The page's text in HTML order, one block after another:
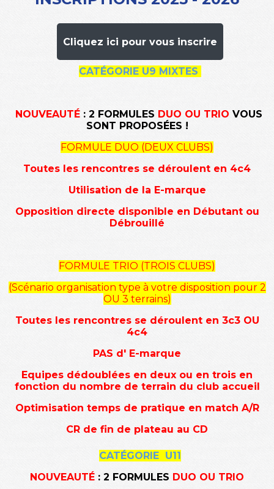
Cliquez ici pour vous inscrire
CATÉGORIE U9 MIXTES
NOUVEAUTÉ: 2 FORMULES DUO OU TRIO VOUS
SONT PROPOSÉES !
FORMULE DUO (DEUX CLUBS)
Toutes les rencontres se déroulent en 4c4
Utilisation de la E-marque
Opposition directe disponible en Débutant ou
Débrouillé
FORMULE TRIO (TROIS CLUBS)
(Scénario organisation type à votre disposition pour 2
OU 3 terrains)
Toutes les rencontres se déroulenten 3c3 OU
4c4
PAS d' E-marque
Equipes dédoublées en deux ou en trois en
fonction du nombre de terrain du club accueil
Optimisation temps de pratique en match A/R
CR de fin de plateau au CD
CATÉGORIE U11
NOUVEAUTÉ : 2 FORMULES DUO OU TRIO